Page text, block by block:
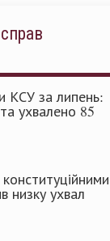
КСУ за липень:
ухвалено 85
низку ухвал